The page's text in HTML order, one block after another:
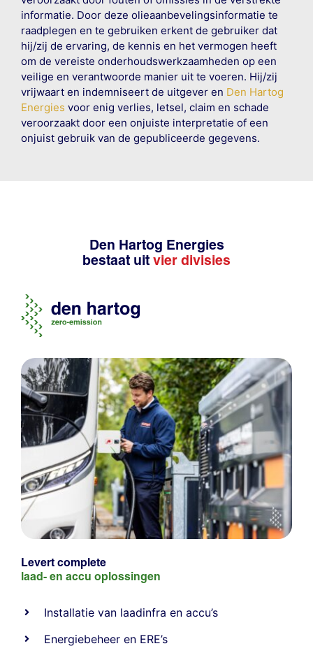
informatie. Door deze olieaanbevelingsinformatie te
raadplegen en te gebruiken erkent de gebruiker dat
hij/zij de ervaring, de kennis en het vermogen heeft
om de vereiste onderhoudswerkzaamheden op een
veilige en verantwoorde manier uit te voeren. Hij/zij
vrijwaart en indemniseert de uitgever en Den Hartog
Energies voor enig verlies, letsel, claim en schade
veroorzaakt door een onjuiste interpretatie of een
onjuist gebruik van de gepubliceerde gegevens.
Den Hartog Energies
bestaat uit vier divisies
Levert complete
laad- en accu oplossingen
Installatie van laadinfra en accu’s
Energiebeheer en ERE’s